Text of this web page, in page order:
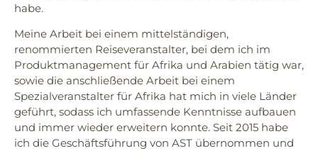
habe.
Meine Arbeit bei einem mittelständigen,
renommierten Reiseveranstalter, bei dem ich im
Produktmanagement für Afrika und Arabien tätig war,
sowie die anschließende Arbeit bei einem
Spezialveranstalter für Afrika hat mich in viele Länder
geführt, sodass ich umfassende Kenntnisse aufbauen
und immer wieder erweitern konnte. Seit 2015 habe
ich die Geschäftsführung von AST übernommen und